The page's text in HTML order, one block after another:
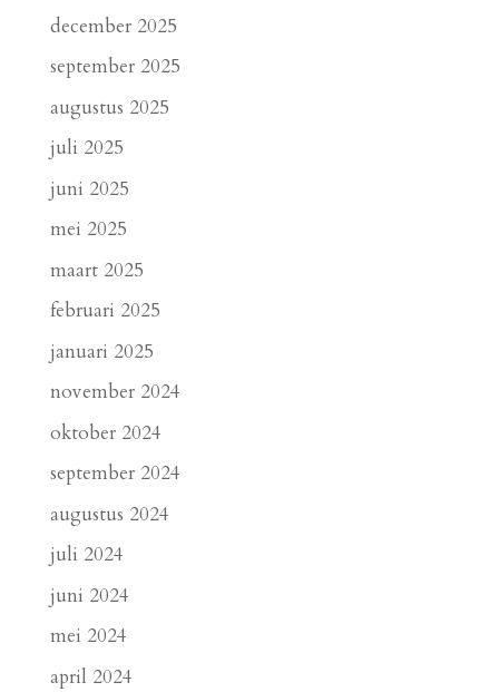
december 2025
september 2025
augustus 2025
juli 2025
juni 2025
mei 2025
maart 2025
februari 2025
januari 2025
november 2024
oktober 2024
september 2024
augustus 2024
juli 2024
juni 2024
mei 2024
april 2024